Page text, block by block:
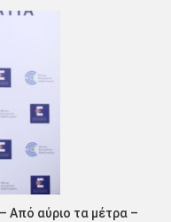
– Από αύριο τα μέτρα –